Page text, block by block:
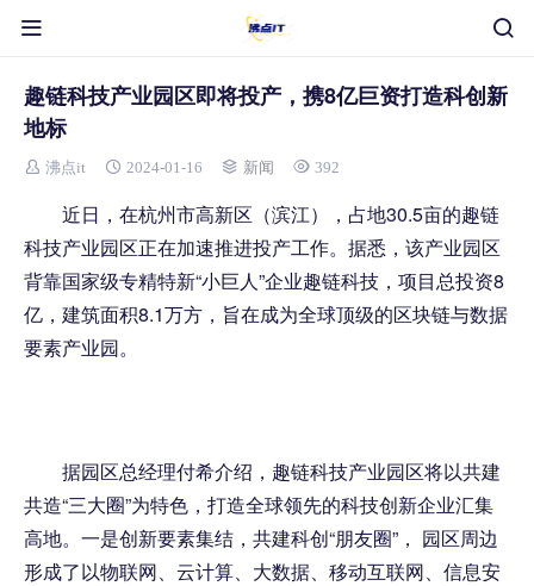
趣链科技产业园区即将投产，携8亿巨资打造科创新
地标
沸点it 2024-01-16 新闻 392
近日，在杭州市高新区（滨江），占地30.5亩的趣链
科技产业园区正在加速推进投产工作。据悉，该产业园区
背靠国家级专精特新“小巨人”企业趣链科技，项目总投资8
亿，建筑面积8.1万方，旨在成为全球顶级的区块链与数据
要素产业园。
据园区总经理付希介绍，趣链科技产业园区将以共建
共造“三大圈”为特色，打造全球领先的科技创新企业汇集
高地。一是创新要素集结，共建科创“朋友圈”， 园区周边
形成了以物联网、云计算、大数据、移动互联网、信息安